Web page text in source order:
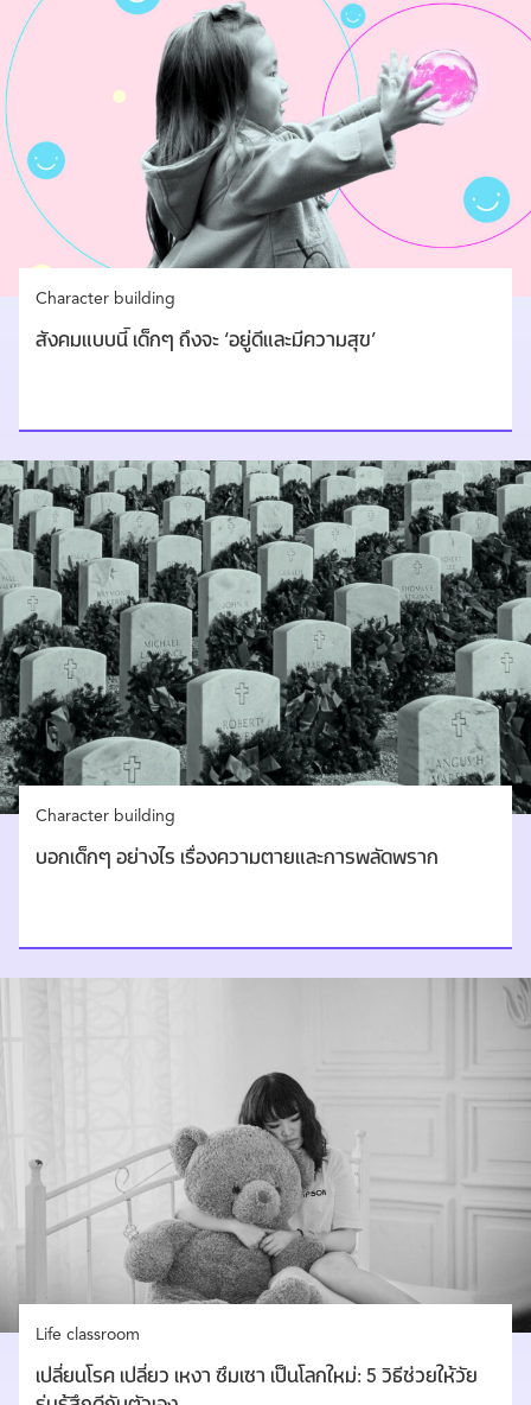
Character building
สังคมแบบนี้ เด็กๆ ถึงจะ ‘อยู่ดีและมีความสุข’
Character building
บอกเด็กๆ อย่างไร เรื่องความตายและการพลัดพราก
Life classroom
เปลี่ยนโรค เปลี่ยว เหงา ซึมเซา เป็นโลกใหม่: 5 วิธีช่วยให้วัย